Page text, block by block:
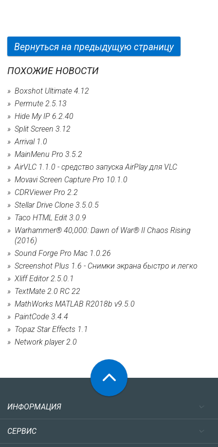
Вернуться на предыдущую страницу
ПОХОЖИЕ НОВОСТИ
Boxshot Ultimate 4.12
Permute 2.5.13
Hide My IP 6.2.40
Split Screen 3.12
Arrival 1.0
MainMenu Pro 3.5.2
AirVLC 1.1.0 - cредство запуска AirPlay для VLC
Movavi Screen Capture Pro 10.1.0
CDRViewer Pro 2.2
Stellar Drive Clone 3.5.0.5
Taco HTML Edit 3.0.9
Warhammer® 40,000: Dawn of War® II Chaos Rising
(2016)
Sound Forge Pro Mac 1.0.26
Screenshot Plus 1.6 - Снимки экрана быстро и легко
Xliff Editor 2.5.0.1
TextMate 2.0 RC 22
MathWorks MATLAB R2018b v9.5.0
PaintCode 3.4.4
Topaz Star Effects 1.1
Network player 2.0
ИНФОРМАЦИЯ
СЕРВИС